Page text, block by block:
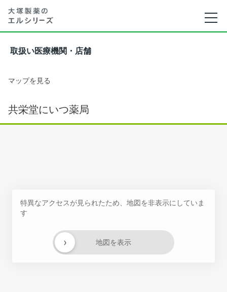
取扱い医療機関・店舗
マップを見る
共栄堂にいつ薬局
特異なアクセスが見られたため、地図を非表示にしていま
す
地図を表示
›